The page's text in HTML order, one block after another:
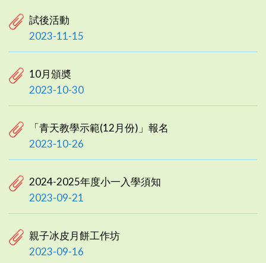
試後活動
2023-11-15
10月頒奬
2023-10-30
「青天教學示範(12月份)」報名
2023-10-26
2024-2025年度小一入學須知
2023-09-21
親子冰皮月餅工作坊
2023-09-16